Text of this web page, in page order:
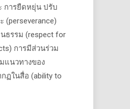
การยืดหยุ่น ปรับ
(perseverance)
ธรรม (respect for
การมีส่วนร่วม
แนวทางของ
กฏในสื่อ (ability to